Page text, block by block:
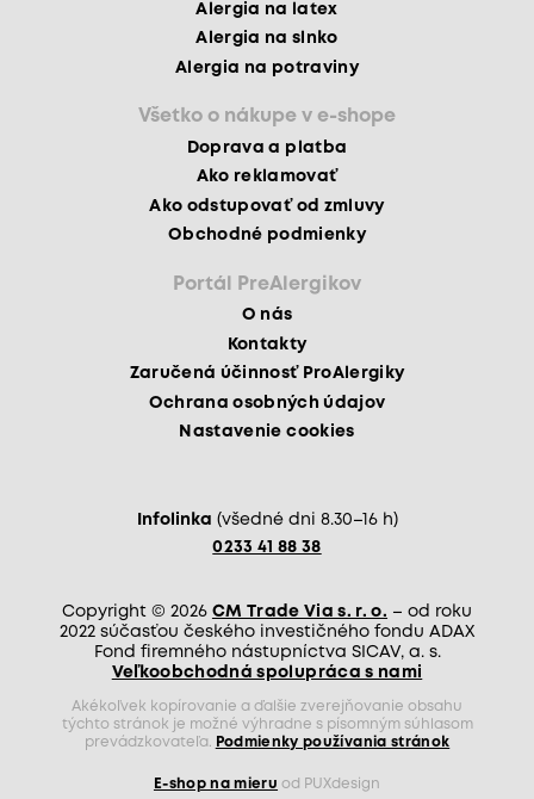
Alergia na latex
Alergia na slnko
Alergia na potraviny
Všetko o nákupe v e-shope
Doprava a platba
Ako reklamovať
Ako odstupovať od zmluvy
Obchodné podmienky
Portál PreAlergikov
O nás
Kontakty
Zaručená účinnosť ProAlergiky
Ochrana osobných údajov
Nastavenie cookies
Infolinka (všedné dni 8.30–16 h)
0233 41 88 38
Copyright © 2026 CM Trade Via s. r. o. – od roku
2022 súčasťou českého investičného fondu ADAX
Fond firemného nástupníctva SICAV, a. s.
Veľkoobchodná spolupráca s nami
Akékoľvek kopírovanie a ďalšie zverejňovanie obsahu
týchto stránok je možné výhradne s písomným súhlasom
prevádzkovateľa.
Podmienky používania stránok
E-shop na mieru od PUXdesign